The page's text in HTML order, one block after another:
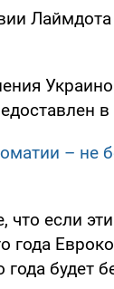
в
– не
что если
года
года будет